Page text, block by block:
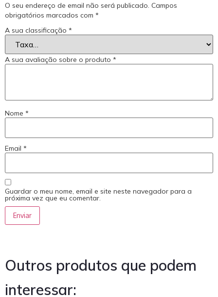
O seu endereço de email não será publicado. Campos
obrigatórios marcados com *
A sua classificação *
A sua avaliação sobre o produto *
Nome *
Email *
Guardar o meu nome, email e site neste navegador para a
próxima vez que eu comentar.
Outros produtos que podem
interessar: